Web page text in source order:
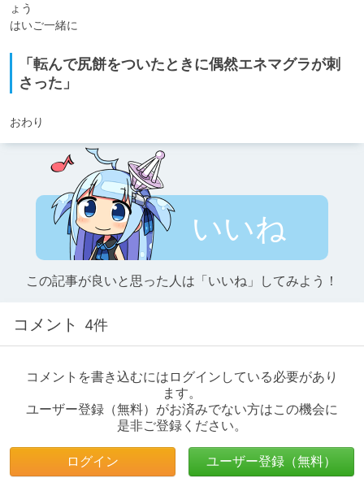
ょう
はいご一緒に
「転んで尻餅をついたときに偶然エネマグラが刺
さった」
おわり
いいね
この記事が良いと思った人は「いいね」してみよう！
コメント 4件
コメントを書き込むにはログインしている必要があり
ます。
ユーザー登録（無料）がお済みでない方はこの機会に
是非ご登録ください。
ログイン ユーザー登録（無料）